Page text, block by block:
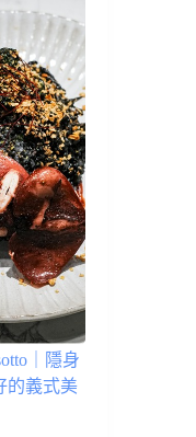
｜隱身
的義式美